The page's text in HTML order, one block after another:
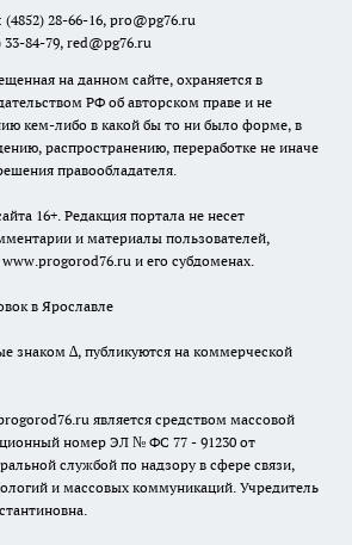
(4852) 28-66-16, pro@pg76.ru
33-84-79, red@pg76.ru
на данном сайте, охраняется в
РФ об авторском праве и не
кем-либо в какой бы то ни было форме, в
распространению, переработке не иначе
правообладателя.
16+. Редакция портала не несет
и материалы пользователей,
и его субдоменах.
в Ярославле
знаком ∆, публикуются на коммерческой
является средством массовой
номер ЭЛ № ФС 77 - 91230 от
службой по надзору в сфере связи,
и массовых коммуникаций. Учредитель